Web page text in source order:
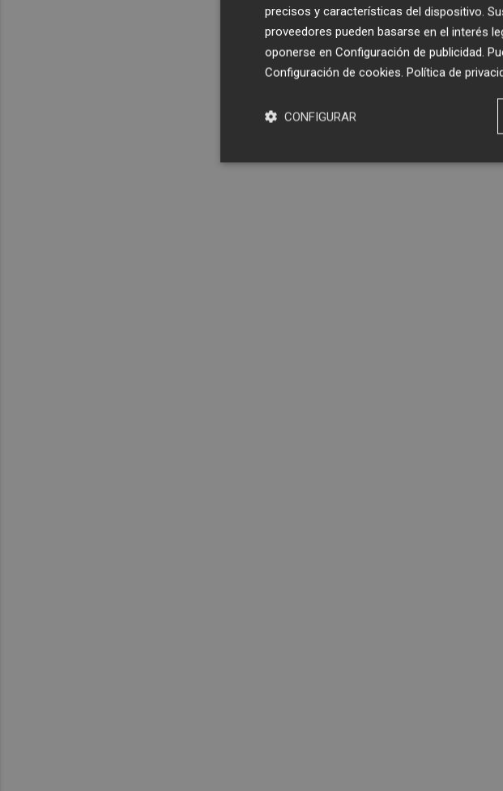
precisos y características del dispositivo.
proveedores pueden basarse en el interés
oponerse en Configuración de publicidad.
Configuración de cookies. Política de
CONFIGURAR